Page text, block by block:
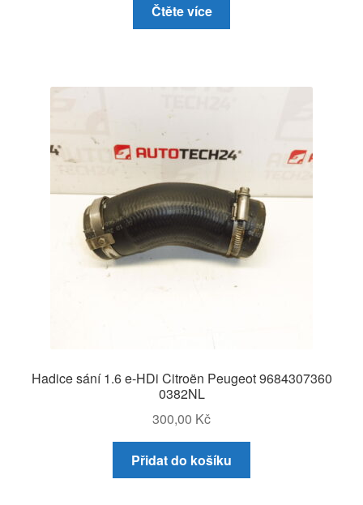
Čtěte více
Hadice sání 1.6 e-HDi Citroën Peugeot 9684307360
0382NL
300,00 Kč
Přidat do košíku